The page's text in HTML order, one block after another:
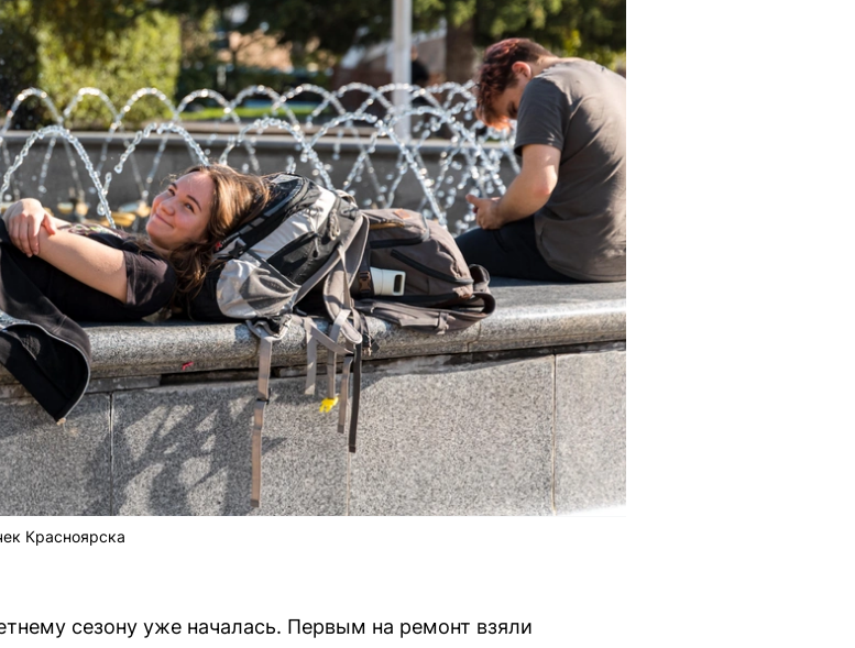
Красноярска
сезону уже началась. Первым на ремонт взяли